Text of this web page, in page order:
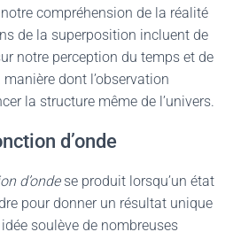
compréhension de la réalité
de la superposition incluent de
notre perception du temps et de
dont l’observation
la structure même de l’univers.
d’onde
d’ondese produit lorsqu’un état
pour donner un résultat unique
soulève de nombreuses